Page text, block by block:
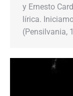
y Ernesto
lírica.
(Pensilvania,